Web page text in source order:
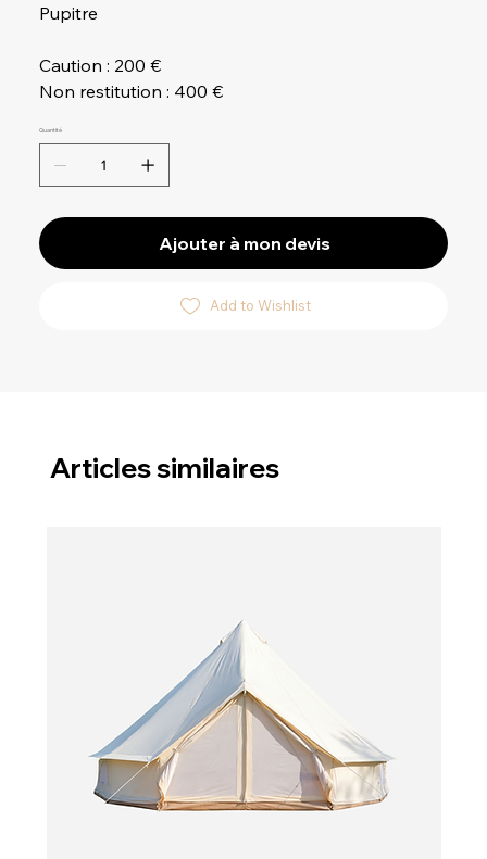
Pupitre
Caution : 200 €
Non restitution : 400 €
Quantité
Ajouter à mon devis
Add to Wishlist
Articles similaires